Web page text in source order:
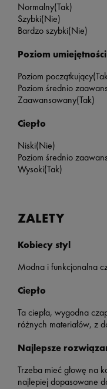
Normalny(Tak)
Szybki(Nie)
Bardzo szybki(Nie)
Poziom umiejętności
Poziom początkujący
Poziom średnio
Zaawansowany(Tak)
Ciepło
Niski(Nie)
Poziom średnio
Wysoki(Tak)
ZALETY
Kobiecy styl
Modna i funkcjonalna
Ciepło
Ta ciepła, wygodna
różnych materiałów, z
Najlepsze
Trzeba mieć głowę na
najlepiej dopasowane